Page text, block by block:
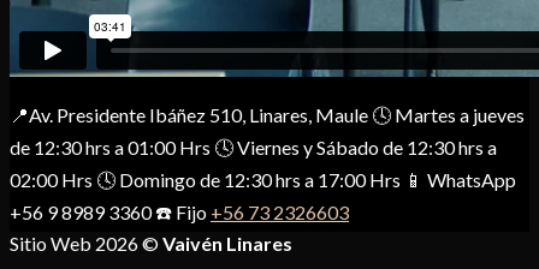
📍Av. Presidente Ibáñez 510, Linares, Maule 🕓 Martes a jueves
de 12:30 hrs a 01:00 Hrs 🕓 Viernes y Sábado de 12:30 hrs a
02:00 Hrs 🕓 Domingo de 12:30 hrs a 17:00 Hrs 📱 WhatsApp
+56 9 8989 3360 ☎️ Fijo +56 73 2326603
Sitio Web 2026 ©Vaivén Linares